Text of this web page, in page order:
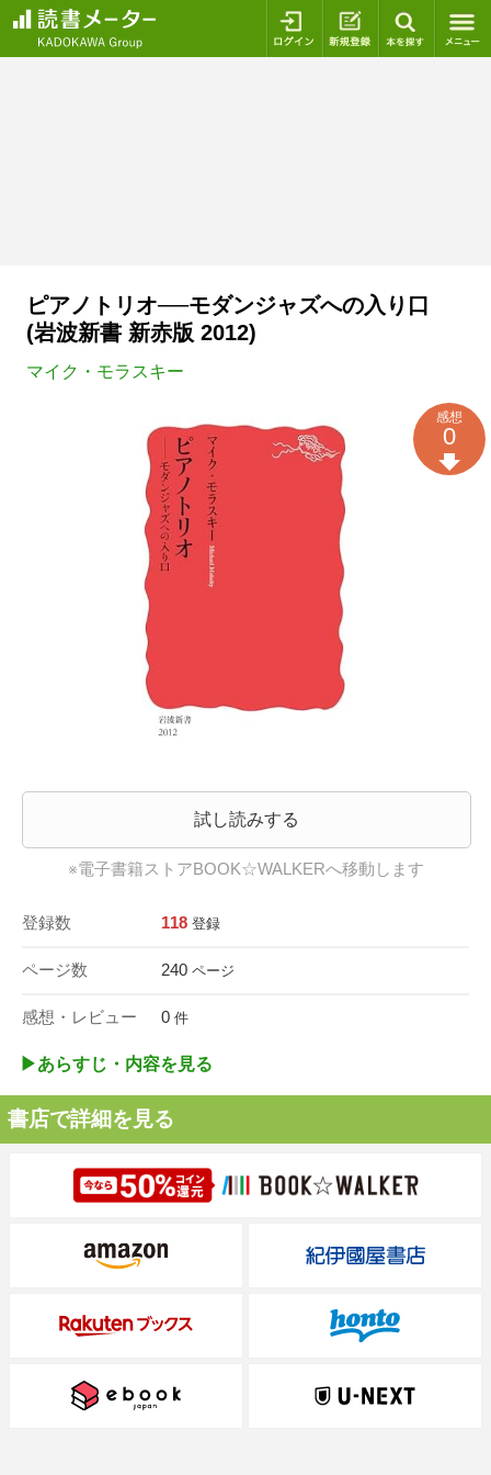
ログイン 新規登録
ピアノトリオ──モダンジャズへの入り口
(岩波新書 新赤版 2012)
マイク・モラスキー
試し読みする
※電子書籍ストアBOOK☆WALKERへ移動します
登録数 118 登録
ページ数 240 ページ
感想・レビュー 0 件
感想
0
▶︎あらすじ・内容を見る
書店で詳細を見る